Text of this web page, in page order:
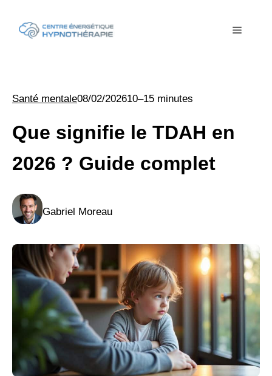
Menu
Santé mentale08/02/202610–15 minutes
Que signifie le TDAH en
2026 ? Guide complet
Gabriel Moreau